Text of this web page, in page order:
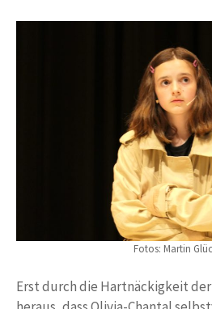
Fotos: Martin
Erst durch die Hartnäckigkeit